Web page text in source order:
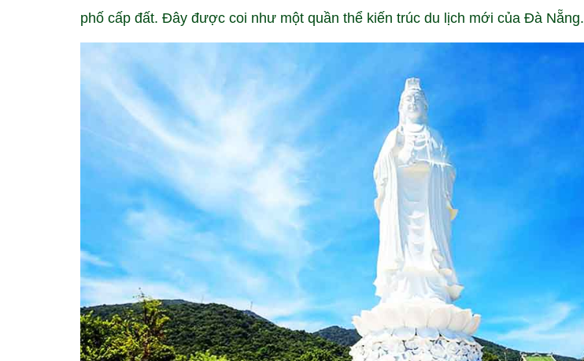
phố cấp đất. Đây được coi như một quần thể kiến trúc du lịch mới của Đà Nẵng.